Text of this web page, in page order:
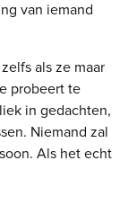
van iemand
zelfs als ze maar
probeert te
in gedachten,
Niemand zal
Als het echt